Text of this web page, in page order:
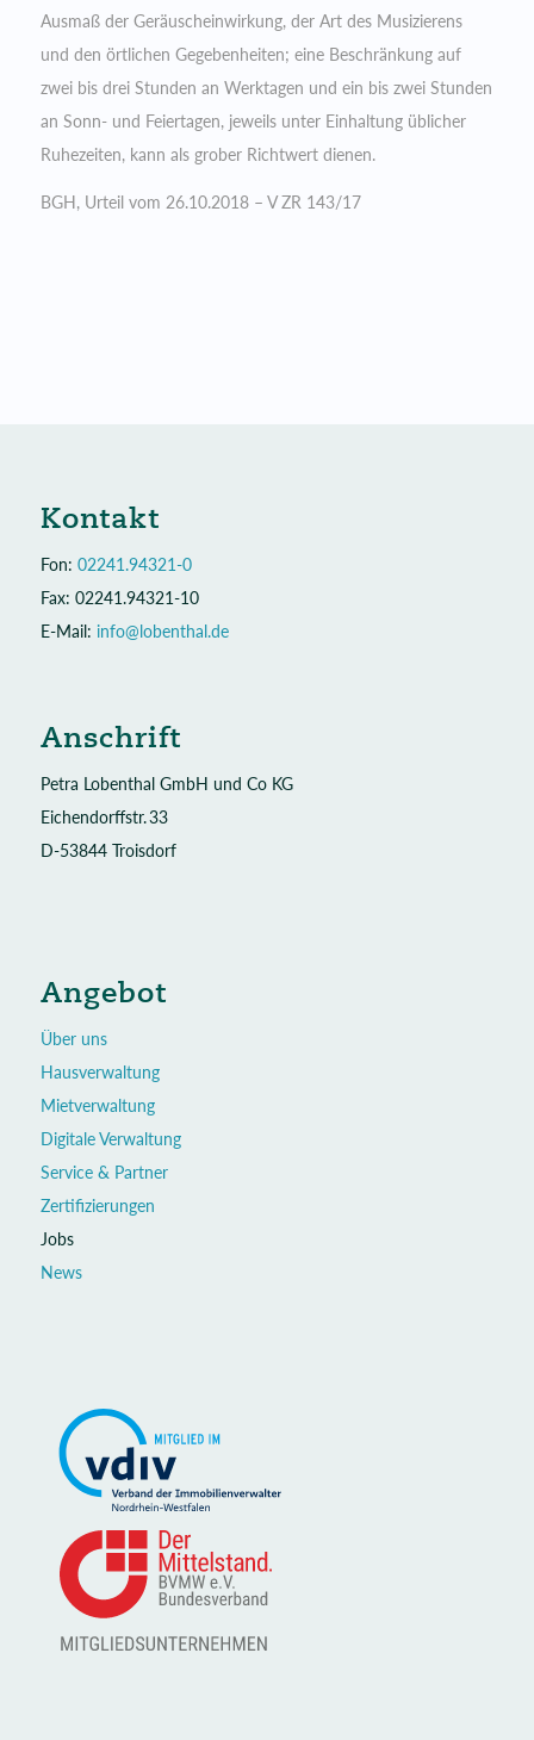
Ausmaß der Geräuscheinwirkung, der Art des Musizierens
und den örtlichen Gegebenheiten; eine Beschränkung auf
zwei bis drei Stunden an Werktagen und ein bis zwei Stunden
an Sonn- und Feiertagen, jeweils unter Einhaltung üblicher
Ruhezeiten, kann als grober Richtwert dienen.
BGH, Urteil vom 26.10.2018 – V ZR 143/17
Kontakt
Fon: 02241.94321-0
Fax: 02241.94321-10
E-Mail: info@lobenthal.de
Anschrift
Petra Lobenthal GmbH und Co KG
Eichendorffstr. 33
D-53844 Troisdorf
Angebot
Über uns
Hausverwaltung
Mietverwaltung
Digitale Verwaltung
Service & Partner
Zertifizierungen
Jobs
News